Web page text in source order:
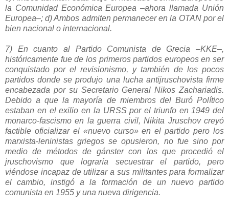
la Comunidad Económica Europea –ahora llamada Unión
Europea–; d) Ambos admiten permanecer en la OTAN por el
bien nacional o internacional.
7) En cuanto al Partido Comunista de Grecia –KKE–,
históricamente fue de los primeros partidos europeos en ser
conquistado por el revisionismo, y también de los pocos
partidos donde se produjo una lucha antijruschovista firme
encabezada por su Secretario General Nikos Zachariadis.
Debido a que la mayoría de miembros del Buró Político
estaban en el exilio en la URSS por el triunfo en 1949 del
monarco-fascismo en la guerra civil, Nikita Jruschov creyó
factible oficializar el «nuevo curso» en el partido pero los
marxista-leninistas griegos se opusieron, no fue sino por
medio de métodos de gánster con los que procedió el
jruschovismo que lograría secuestrar el partido, pero
viéndose incapaz de utilizar a sus militantes para formalizar
el cambio, instigó a la formación de un nuevo partido
comunista en 1955 y una nueva dirigencia.